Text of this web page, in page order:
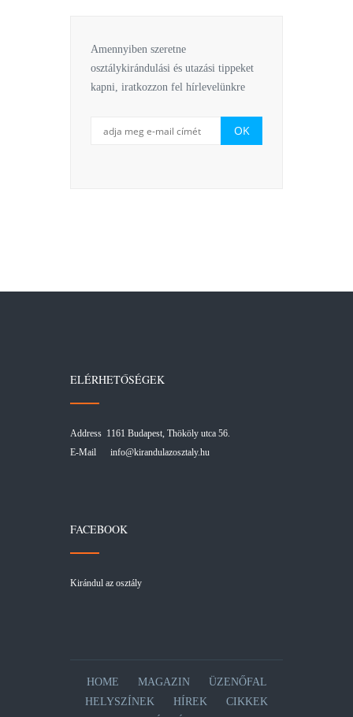
Amennyiben szeretne
osztálykirándulási és utazási tippeket
kapni, iratkozzon fel hírlevelünkre
ELÉRHETŐSÉGEK
Address 1161 Budapest, Thököly utca 56.
E-Mail info@kirandulazosztaly.hu
FACEBOOK
Kirándul az osztály
HOME MAGAZIN
ÜZENŐFAL
HELYSZÍNEK
HÍREK
CIKKEK